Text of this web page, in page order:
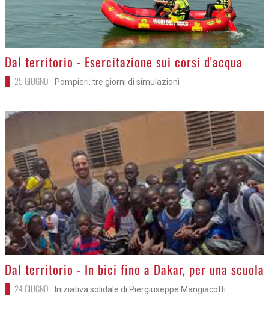
>
Dal territorio - Esercitazione sui corsi d'acqua
25 GIUGNO Pompieri, tre giorni di simulazioni
>
Dal territorio - In bici fino a Dakar, per una scuola
24 GIUGNO Iniziativa solidale di Piergiuseppe Mangiacotti